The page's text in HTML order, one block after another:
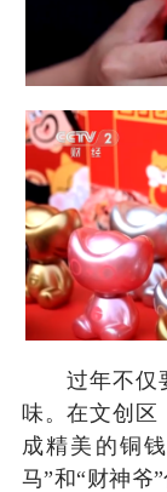
过年不仅要
味。在文创区
成精美的铜
马”和“财神爷